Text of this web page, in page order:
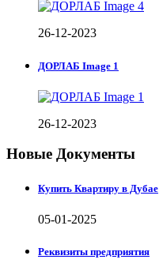
26-12-2023
ДОРЛАБ Image 1
26-12-2023
Новые Документы
Купить Квартиру в Дубае
05-01-2025
Реквизиты предприятия